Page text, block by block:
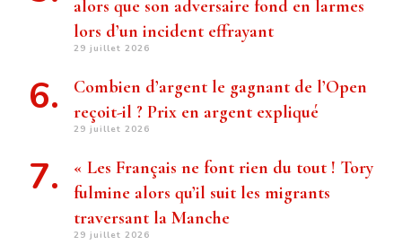
alors que son adversaire fond en larmes
lors d’un incident effrayant
29 juillet 2026
Combien d’argent le gagnant de l’Open
reçoit-il ? Prix ​​en argent expliqué
29 juillet 2026
« Les Français ne font rien du tout ! Tory
fulmine alors qu’il suit les migrants
traversant la Manche
29 juillet 2026